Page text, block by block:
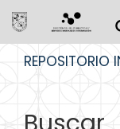
REPOSITORIO